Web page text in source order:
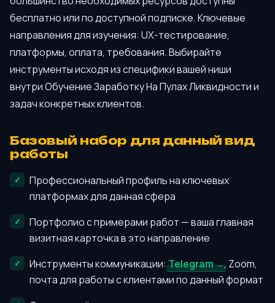
бесплатно или по доступной подписке. Ключевые
направления для изучения: UX-тестирование,
платформы, оплата, требования. Выбирайте
инструменты исходя из специфики вашей ниши
внутри Обучение Заработку На Пулах Ликвидности и
задач конкретных клиентов.
Базовый набор для данный вид
работы
Профессиональный профиль на ключевых
платформах для данная сфера
Портфолио с примерами работ — ваша главная
визитная карточка в это направление
Инструменты коммуникации:Telegram
, Zoom,
почта для работы с клиентами по данный формат